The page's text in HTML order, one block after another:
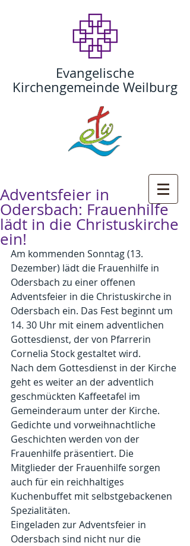
Evangelische
Kirchengemeinde Weilburg
Adventsfeier in
Odersbach: Frauenhilfe
lädt in die Christuskirche
ein!
Am kommenden Sonntag (13.
Dezember) lädt die Frauenhilfe in
Odersbach zu einer offenen
Adventsfeier in die Christuskirche in
Odersbach ein. Das Fest beginnt um
14. 30 Uhr mit einem adventlichen
Gottesdienst, der von Pfarrerin
Cornelia Stock gestaltet wird.
Nach dem Gottesdienst in der Kirche
geht es weiter an der adventlich
geschmückten Kaffeetafel im
Gemeinderaum unter der Kirche.
Gedichte und vorweihnachtliche
Geschichten werden von der
Frauenhilfe präsentiert. Die
Mitglieder der Frauenhilfe sorgen
auch für ein reichhaltiges
Kuchenbuffet mit selbstgebackenen
Spezialitäten.
Eingeladen zur Adventsfeier in
Odersbach sind nicht nur die